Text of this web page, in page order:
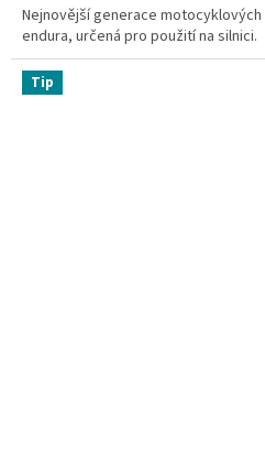
Nejnovější generace
endura, určená pro použití na silnici.
Tip